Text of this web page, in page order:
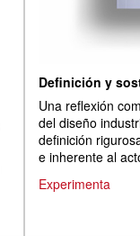
Definición y
Una reflexión
del diseño
definición
e inherente al
Experimenta